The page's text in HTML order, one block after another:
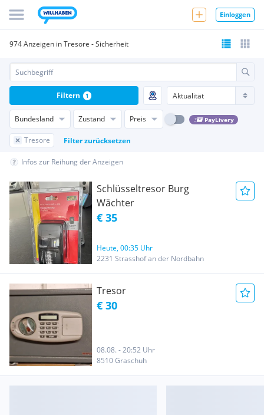
Einloggen
974 Anzeigen in Tresore - Sicherheit
Bundesland Zustand Preis PayLivery
Tresore Filter zurücksetzen
Filtern 1
Infos zur Reihung der Anzeigen
Schlüsseltresor Burg
Wächter
€ 35
Heute, 00:35 Uhr
2231 Strasshof an der Nordbahn
Tresor
€ 30
08.08. - 20:52 Uhr
8510 Graschuh